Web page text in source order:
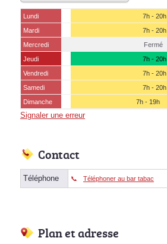
Lundi
7h - 20h
Mardi
7h - 20h
Mercredi
Fermé
Jeudi
7h - 20h
Vendredi
7h - 20h
Samedi
7h - 20h
Dimanche
7h - 19h
Signaler une erreur
Contact
Téléphone Téléphoner au bar tabac
Plan et adresse